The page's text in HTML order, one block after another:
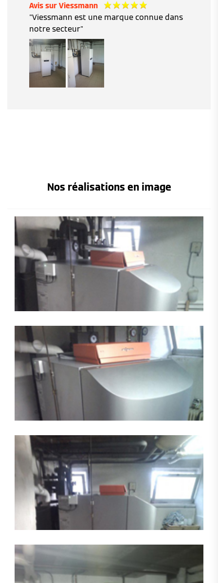
Avis sur Viessmann
"Viessmann est une marque connue dans
notre secteur"
Nos réalisations en image